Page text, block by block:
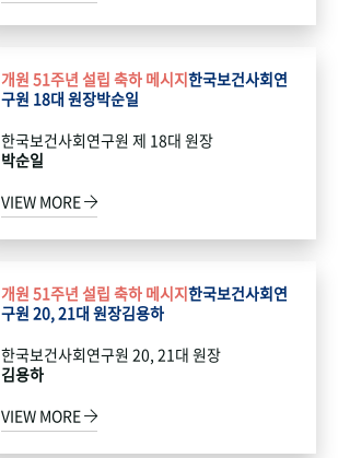
개원 51주년 설립 축하 메시지한국보건사회연
구원 18대 원장박순일
한국보건사회연구원 제 18대 원장
박순일
VIEW MORE
개원 51주년 설립 축하 메시지한국보건사회연
구원 20, 21대 원장김용하
한국보건사회연구원 20, 21대 원장
김용하
VIEW MORE